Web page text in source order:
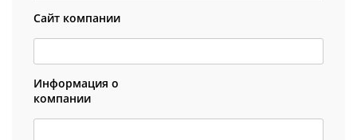
Сайт компании
Информация о
компании